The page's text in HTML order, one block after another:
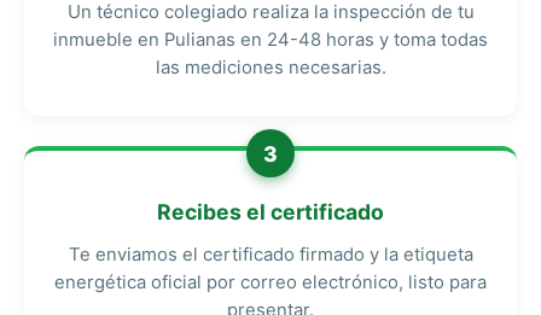
Un técnico colegiado realiza la inspección de tu
inmueble en Pulianas en 24-48 horas y toma todas
las mediciones necesarias.
3
Recibes el certificado
Te enviamos el certificado firmado y la etiqueta
energética oficial por correo electrónico, listo para
presentar.